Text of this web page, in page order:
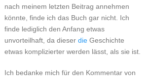
nach meinem letzten Beitrag annehmen
könnte, finde ich das Buch gar nicht. Ich
finde lediglich den Anfang etwas
unvorteilhaft, da dieser dieGeschichte
etwas komplizierter werden lässt, als sie ist.
Ich bedanke mich für den Kommentar von